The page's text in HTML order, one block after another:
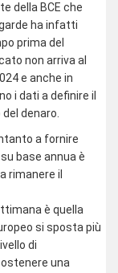
della BCE che
ha infatti
prima del
non arriva al
e anche in
i dati a definire il
denaro.
a fornire
base annua è
rimanere il
è quella
si sposta più
di
una